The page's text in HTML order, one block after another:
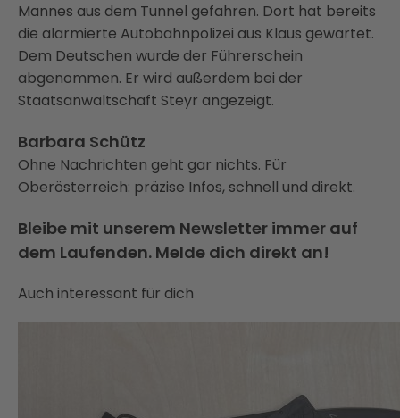
Mannes aus dem Tunnel gefahren. Dort hat bereits
die alarmierte Autobahnpolizei aus Klaus gewartet.
Dem Deutschen wurde der Führerschein
abgenommen. Er wird außerdem bei der
Staatsanwaltschaft Steyr angezeigt.
Barbara Schütz
Ohne Nachrichten geht gar nichts. Für
Oberösterreich: präzise Infos, schnell und direkt.
Bleibe mit unserem Newsletter immer auf
dem Laufenden. Melde dich direkt an!
Auch interessant für dich